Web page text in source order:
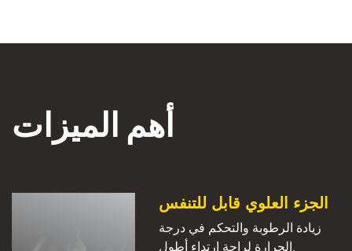
أهم الميزات
الجزء العلوي قابل للتنفس
زيادة الرطوبة والتحكم في درجة
الحرارة لراحة ارتداء أطول.